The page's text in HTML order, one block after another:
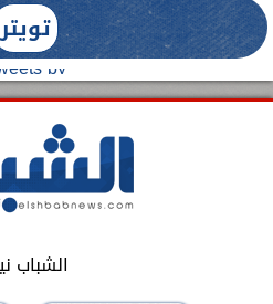
تويتر
by
الشباب